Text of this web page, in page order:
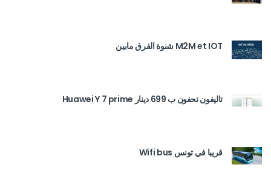
M2M et IOT شنوة الفرق مابين
تاليفون تحفون ب 699 دينار Huawei Y 7 prime
قريبا في تونس Wifi bus